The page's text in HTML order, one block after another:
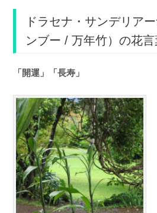
ドラセナ・サンデリア
ンブー / 万年竹）の花言
「開運」「長寿」